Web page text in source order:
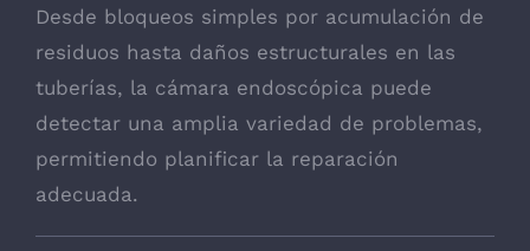
Desde bloqueos simples por acumulación de
residuos hasta daños estructurales en las
tuberías, la cámara endoscópica puede
detectar una amplia variedad de problemas,
permitiendo planificar la reparación
adecuada.